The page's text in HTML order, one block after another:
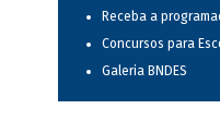
Receba a
Concursos para
Galeria BNDES